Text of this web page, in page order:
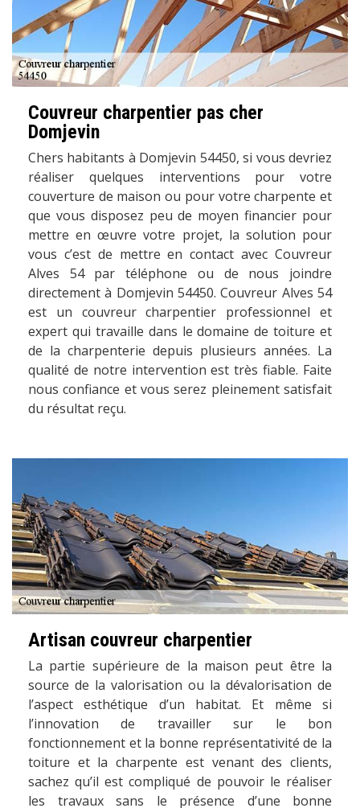
Couvreur charpentier pas cher
Domjevin
Chers habitants à Domjevin 54450, si vous devriez
réaliser quelques interventions pour votre
couverture de maison ou pour votre charpente et
que vous disposez peu de moyen financier pour
mettre en œuvre votre projet, la solution pour
vous c’est de mettre en contact avec Couvreur
Alves 54 par téléphone ou de nous joindre
directement à Domjevin 54450. Couvreur Alves 54
est un couvreur charpentier professionnel et
expert qui travaille dans le domaine de toiture et
de la charpenterie depuis plusieurs années. La
qualité de notre intervention est très fiable. Faite
nous confiance et vous serez pleinement satisfait
du résultat reçu.
Artisan couvreur charpentier
La partie supérieure de la maison peut être la
source de la valorisation ou la dévalorisation de
l’aspect esthétique d’un habitat. Et même si
l’innovation de travailler sur le bon
fonctionnement et la bonne représentativité de la
toiture et la charpente est venant des clients,
sachez qu’il est compliqué de pouvoir le réaliser
les travaux sans le présence d’une bonne